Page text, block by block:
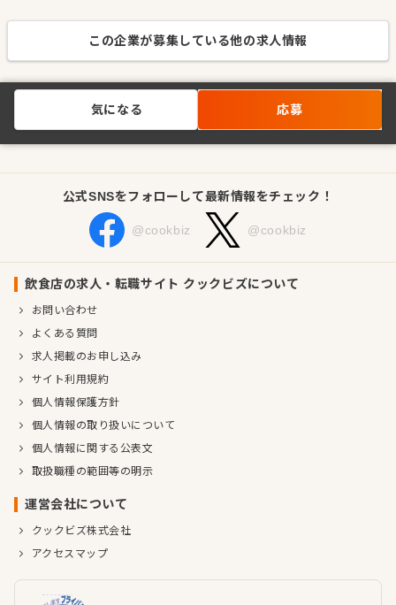
この企業が募集している他の求人情報
気になる 応募
公式SNSをフォローして最新情報をチェック！
@cookbiz @cookbiz
飲食店の求人・転職サイト クックビズについて
お問い合わせ
よくある質問
求人掲載のお申し込み
サイト利用規約
個人情報保護方針
個人情報の取り扱いについて
個人情報に関する公表文
取扱職種の範囲等の明示
運営会社について
クックビズ株式会社
アクセスマップ